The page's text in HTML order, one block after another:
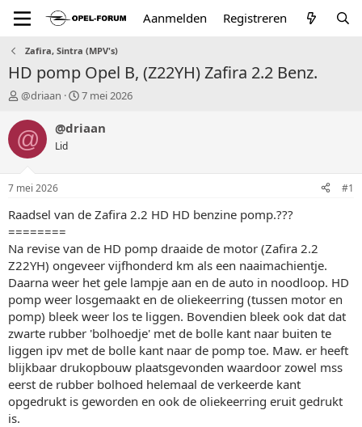
Aanmelden Registreren
Zafira, Sintra (MPV's)
HD pomp Opel B, (Z22YH) Zafira 2.2 Benz.
T
p
i
c
a
r
r
@driaan
S
a
u
7 mei 2026
@ @driaan
Lid
7 mei 2026 #1
Raadsel van de Zafira 2.2 HD HD benzine pomp.???
========
Na revise van de HD pomp draaide de motor (Zafira 2.2
Z22YH) ongeveer vijfhonderd km als een naaimachientje.
Daarna weer het gele lampje aan en de auto in noodloop. HD
pomp weer losgemaakt en de oliekeerring (tussen motor en
pomp) bleek weer los te liggen. Bovendien bleek ook dat dat
zwarte rubber 'bolhoedje' met de bolle kant naar buiten te
liggen ipv met de bolle kant naar de pomp toe. Maw. er heeft
blijkbaar drukopbouw plaatsgevonden waardoor zowel mss
eerst de rubber bolhoed helemaal de verkeerde kant
opgedrukt is geworden en ook de oliekeerring eruit gedrukt
is.